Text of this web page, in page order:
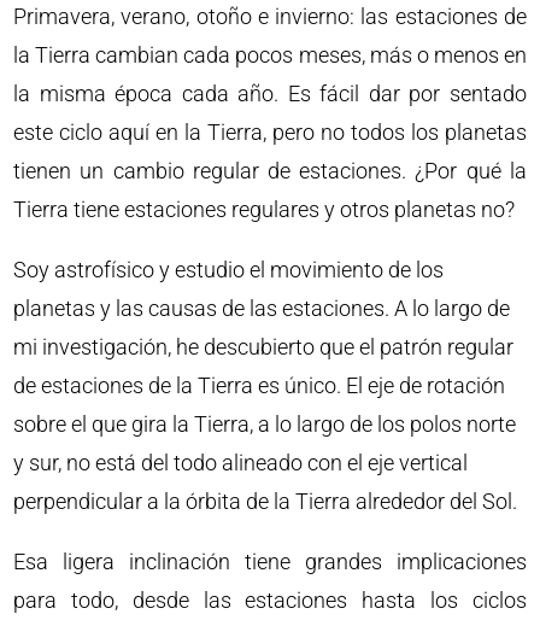
Primavera, verano, otoño e invierno: las estaciones de
la Tierra cambian cada pocos meses, más o menos en
la misma época cada año. Es fácil dar por sentado
este ciclo aquí en la Tierra, pero no todos los planetas
tienen un cambio regular de estaciones. ¿Por qué la
Tierra tiene estaciones regulares y otros planetas no?
Soy astrofísico y estudio el movimiento de los
planetas y las causas de las estaciones. A lo largo de
mi investigación, he descubierto que el patrón regular
de estaciones de la Tierra es único. El eje de rotación
sobre el que gira la Tierra, a lo largo de los polos norte
y sur, no está del todo alineado con el eje vertical
perpendicular a la órbita de la Tierra alrededor del Sol.
Esa ligera inclinación tiene grandes implicaciones
para todo, desde las estaciones hasta los ciclos